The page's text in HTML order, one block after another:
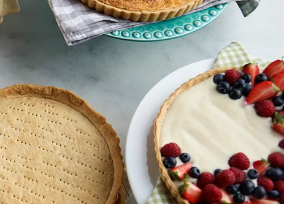
Cozinha para todos os dias
Aprenda com o Cookidoo®